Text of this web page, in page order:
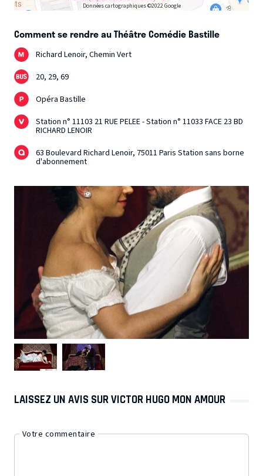
Données cartographiques ©2022 Google
Comment se rendre au Théâtre Comédie Bastille
Richard Lenoir, Chemin Vert
20, 29, 69
Opéra Bastille
Station n° 11103 21 RUE PELEE - Station n° 11033 FACE 23 BD
RICHARD LENOIR
63 Boulevard Richard Lenoir, 75011 Paris Station sans borne
d'abonnement
LAISSEZ UN AVIS SUR VICTOR HUGO MON AMOUR
Votre commentaire